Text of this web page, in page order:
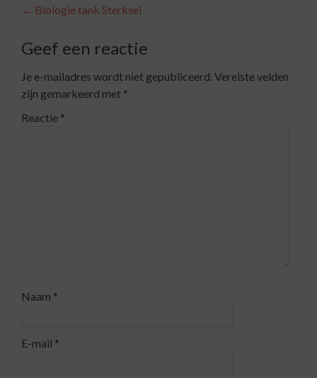
Berichtnavigatie
← Biologie tank Sterksel
Geef een reactie
Je e-mailadres wordt niet gepubliceerd.Vereiste velden
zijn gemarkeerd met *
Reactie *
Naam *
E-mail *